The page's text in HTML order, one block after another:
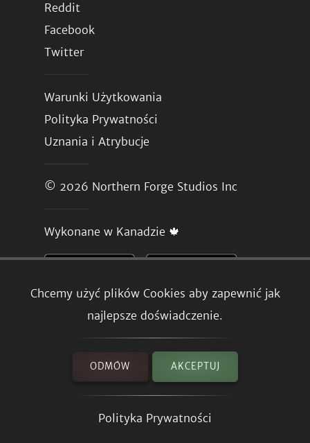
Chcemy użyć plików Cookies aby zapewnić jak
najlepsze doświadczenie.
ODMÓW AKCEPTUJ
Polityka Prywatności
Reddit
Facebook
Twitter
Warunki Użytkowania
Polityka Prywatności
Uznania i Atrybucje
© 2026 Northern Forge Studios Inc
Wykonane w Kanadzie 🍁